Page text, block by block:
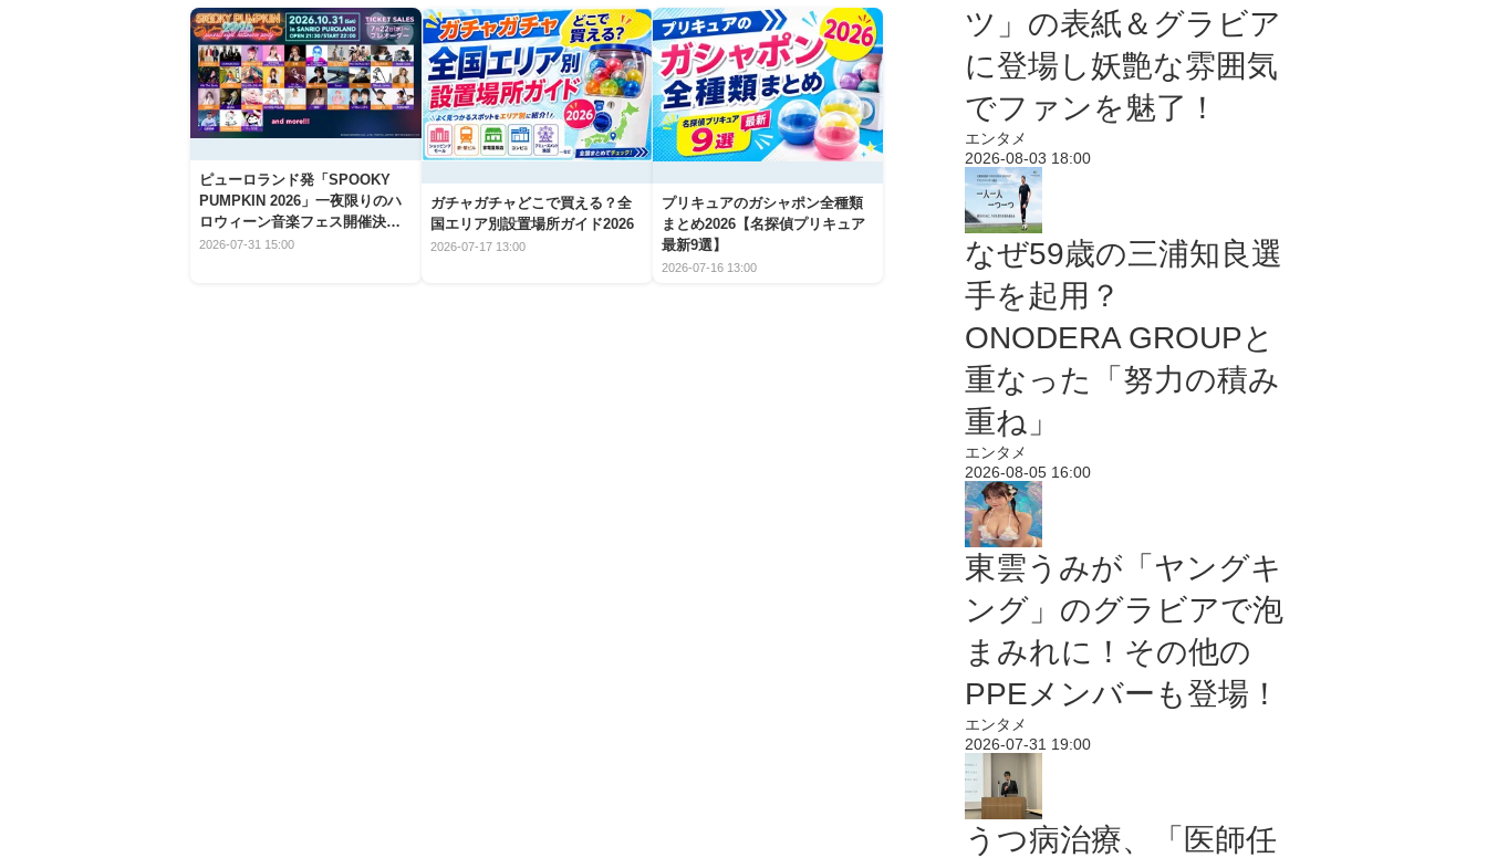
ピューロランド発「SPOOKY
PUMPKIN 2026」一夜限りのハ
ロウィーン音楽フェス開催決
定！
2026-07-31 15:00
ガチャガチャどこで買える？全
国エリア別設置場所ガイド2026
2026-07-17 13:00
プリキュアのガシャポン全種類
まとめ2026【名探偵プリキュア
最新9選】
2026-07-16 13:00
ツ」の表紙＆グラビア
に登場し妖艶な雰囲気
でファンを魅了！
エンタメ
2026-08-03 18:00
なぜ59歳の三浦知良選
手を起用？
ONODERA GROUPと
重なった「努力の積み
重ね」
エンタメ
2026-08-05 16:00
東雲うみが「ヤングキ
ング」のグラビアで泡
まみれに！その他の
PPEメンバーも登場！
エンタメ
2026-07-31 19:00
うつ病治療、「医師任